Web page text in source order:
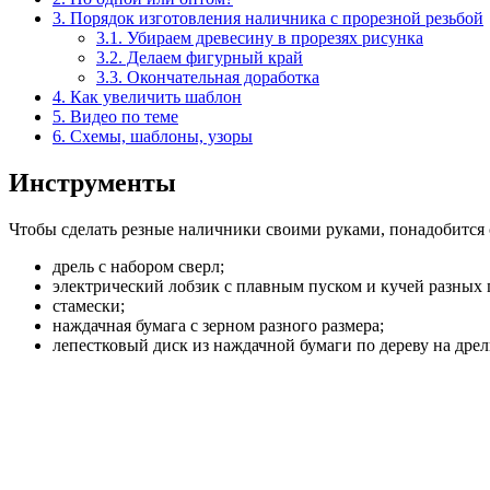
3. Порядок изготовления наличника с прорезной резьбой
3.1. Убираем древесину в прорезях рисунка
3.2. Делаем фигурный край
3.3. Окончательная доработка
4. Как увеличить шаблон
5. Видео по теме
6. Схемы, шаблоны, узоры
Инструменты
Чтобы сделать резные наличники своими руками,
дрель с набором сверл;
электрический лобзик с плавным пуском и кучей разных
стамески;
наждачная бумага с зерном разного размера;
лепестковый диск из наждачной бумаги по дереву на